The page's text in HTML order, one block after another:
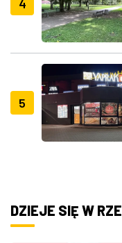
4
5
DZIEJE SIĘ W